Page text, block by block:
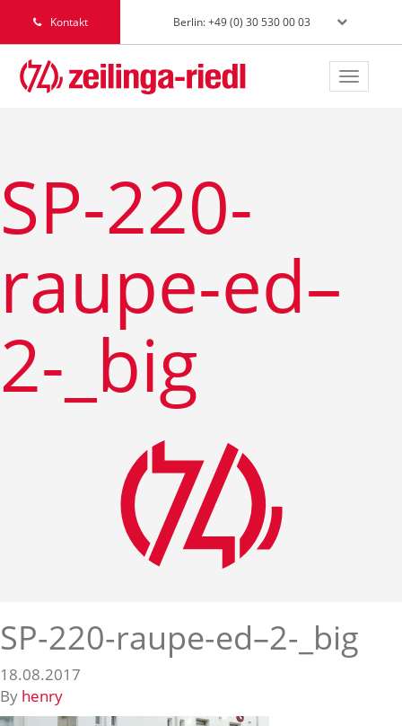
Kontakt Berlin: +49 (0) 30 530 00 03
Toggle
SP-220-
raupe-ed–
2-_big
SP-220-raupe-ed–2-_big
18.08.2017
By henry